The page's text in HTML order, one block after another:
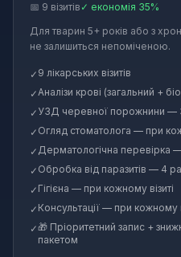
📅 9 візитів ✓ економія 35%
Для тварин 5+ років або з
не залишиться непоміченою.
✓ 9 лікарських візитів
✓Аналізи крові (загальний +
✓ УЗД черевної порожнини —
✓ Огляд стоматолога — при
✓ Дерматологічна перевірка
✓ Обробка від паразитів — 4
✓ Гігієна — при кожному візиті
✓ Консультації — при кожному
✓🎁 Пріоритетний запис +
пакетом